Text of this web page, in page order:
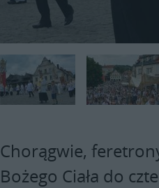
Chorągwie,
Bożego Ciała do